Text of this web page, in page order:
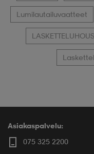
Lumilautailuvaatteet
Asiakaspalvelu:
075 325 2200